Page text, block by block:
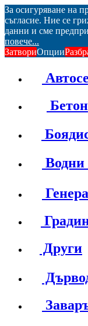
За осигуряване на
съгласие. Ние се
данни и сме
повече...
ЗатвориОпции
Бетон
Други